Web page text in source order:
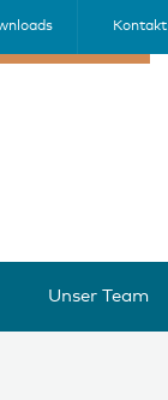
Kontakt
Unser Team